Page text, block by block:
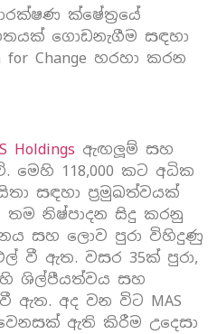
ක්ෂේත‍්‍රයේ
ගොඩනැගීම සඳහා
Change හරහා කරන
Holdings ඇඟලූම් සහ
මෙහි 118,000 කට අධික
සඳහා ප‍්‍රමුඛත්වයක්
තම නිෂ්පාදන සිදු කරනු
සහ ලොව පුරා විහිදුණු
වී ඇත. වසර 35ක් පුරා,
ශිල්පීයත්වය සහ
ඇත. අද වන විට MAS
ඇති කිරීම උදෙසා